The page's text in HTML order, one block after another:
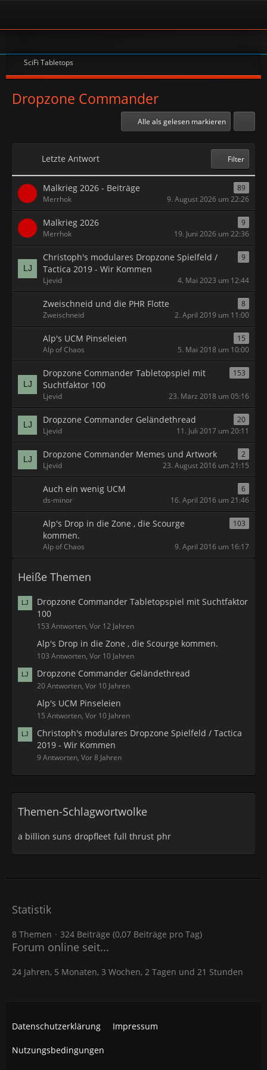
SciFi Tabletops
Dropzone Commander
Alle als gelesen markieren
Letzte Antwort Filter
Malkrieg 2026 - Beiträge
89
Merrhok
9. August 2026 um 22:26
Malkrieg 2026
9
Merrhok
19. Juni 2026 um 22:36
Christoph's modulares Dropzone Spielfeld /
Tactica 2019 - Wir Kommen
9
Ljevid 4. Mai 2023 um 12:44
Zweischneid und die PHR Flotte
8
Zweischneid
2. April 2019 um 11:00
Alp's UCM Pinseleien
15
Alp of Chaos
5. Mai 2018 um 10:00
Dropzone Commander Tabletopspiel mit
Suchtfaktor 100
153
Ljevid 23. März 2018 um 05:16
Dropzone Commander Geländethread
20
Ljevid
11. Juli 2017 um 20:11
Dropzone Commander Memes und Artwork
2
Ljevid
23. August 2016 um 21:15
Auch ein wenig UCM
6
ds-minor
16. April 2016 um 21:46
Alp's Drop in die Zone , die Scourge
kommen.
103
Alp of Chaos 9. April 2016 um 16:17
Heiße Themen
Dropzone Commander Tabletopspiel mit Suchtfaktor
100
153 Antworten, Vor 12 Jahren
Alp's Drop in die Zone , die Scourge kommen.
103 Antworten, Vor 10 Jahren
Dropzone Commander Geländethread
20 Antworten, Vor 10 Jahren
Alp's UCM Pinseleien
15 Antworten, Vor 10 Jahren
Christoph's modulares Dropzone Spielfeld / Tactica
2019 - Wir Kommen
9 Antworten, Vor 8 Jahren
Themen-Schlagwortwolke
a billion suns dropfleet full thrust phr
Statistik
8 Themen 324 Beiträge (0,07 Beiträge pro Tag)
Forum online seit...
24 Jahren, 5 Monaten, 3 Wochen, 2 Tagen und 21 Stunden
Datenschutzerklärung Impressum
Nutzungsbedingungen